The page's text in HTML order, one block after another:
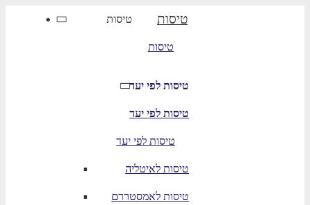
טיסות טיסות
טיסות
טיסות לפי יעד
טיסות לפי יעד
טיסות לפי יעד
טיסות לאיטליה
טיסות לאמסטרדם